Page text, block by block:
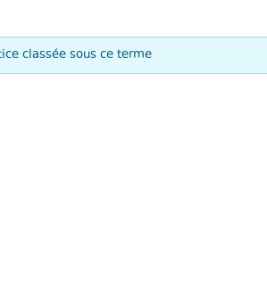
classée sous ce terme